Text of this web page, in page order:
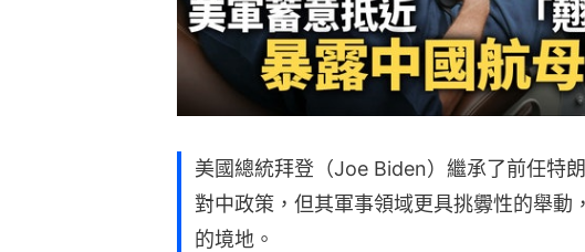
美國總統拜登（Joe Biden）繼承了前任特
對中政策，但其軍事領域更具挑釁性的舉動
的境地。